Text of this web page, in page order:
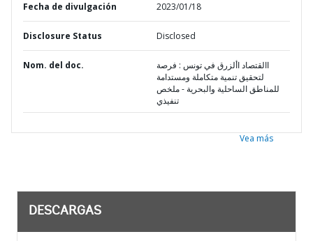
Fecha de divulgación 2023/01/18
Disclosure Status Disclosed
Nom. del doc.
االقتصاد األزرق في تونس : فرصة
لتحقيق تنمية متكاملة ومستدامة
للمناطق الساحلية والبحرية - ملخص
تنفيذي
Vea más
DESCARGAS